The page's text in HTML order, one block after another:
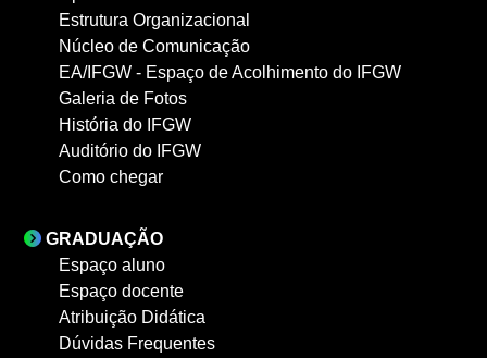
Estrutura Organizacional
Núcleo de Comunicação
EA/IFGW - Espaço de Acolhimento do IFGW
Galeria de Fotos
História do IFGW
Auditório do IFGW
Como chegar
GRADUAÇÃO
Espaço aluno
Espaço docente
Atribuição Didática
Dúvidas Frequentes